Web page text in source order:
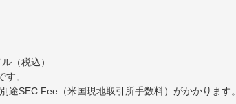
（税込）
。
SEC Fee（米国現地取引所手数料）がかかります。